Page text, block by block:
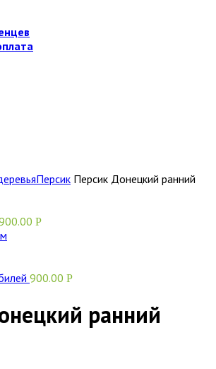
Персик Персик Донецкий ранний
Р
900.00 Р
ранний